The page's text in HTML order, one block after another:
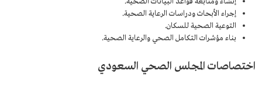
إجراء الأبحاث ودراسات الرعاية الصحية.
التوعية الصحية للسكان.
بناء مؤشرات التكامل الصحي والرعاية الصحية.
اختصاصات المجلس الصحي السعودي